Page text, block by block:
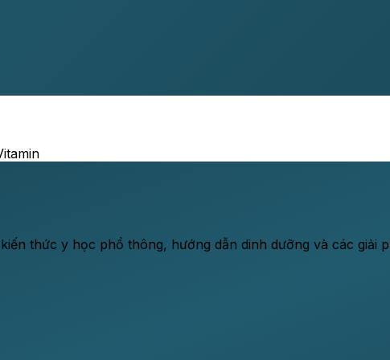
thức y học phổ thông, hướng dẫn dinh dưỡng và các giải